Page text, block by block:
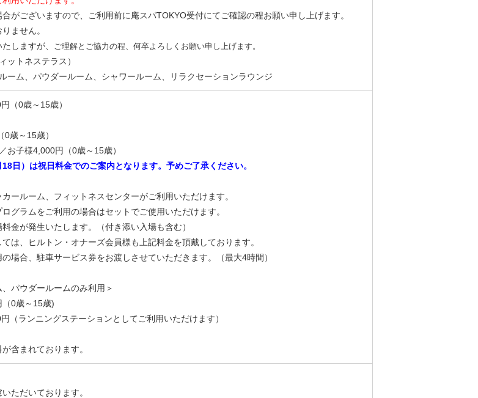
がございますので、ご利用前に庵スパTOKYO受付にてご確認の程お願い申し上げます。
ません。
しますが、 ご理解とご協力の程、何卒よろしくお願い申し上げます。
ットネステラス）
ーム、パウダールーム、シャワールーム、リラクセーションラウンジ
（0歳～15歳）
歳～15歳）
お子様4,000円（0歳～15歳）
日）は祝日料金でのご案内となります。予めご了承ください。
ールーム、フィットネスセンターがご利用いただけます。
グラムをご利用の場合はセットでご使用いただけます。
金が発生いたします。（付き添い入場も含む）
は、ヒルトン・オナーズ会員様も上記料金を頂戴しております。
場合、駐車サービス券をお渡しさせていただきます。（最大4時間）
パウダールームのみ利用＞
0歳～15歳)
（ランニングステーションとしてご利用いただけます）
含まれております。
ただいております。